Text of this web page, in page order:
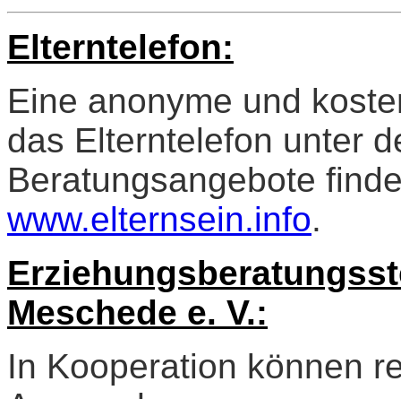
Elterntelefon:
Eine anonyme und
das Elterntelefon unter
Beratungsangebote
www.elternsein.info.
Meschede e. V.:
In Kooperation können